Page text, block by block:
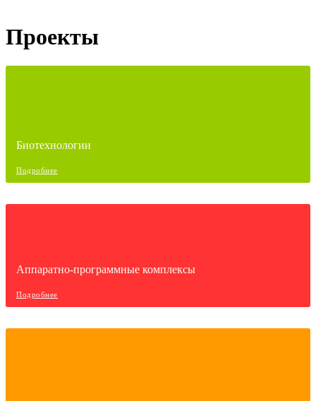
Проекты
Биотехнологии
Подробнее
Аппаратно-программные комплексы
Подробнее